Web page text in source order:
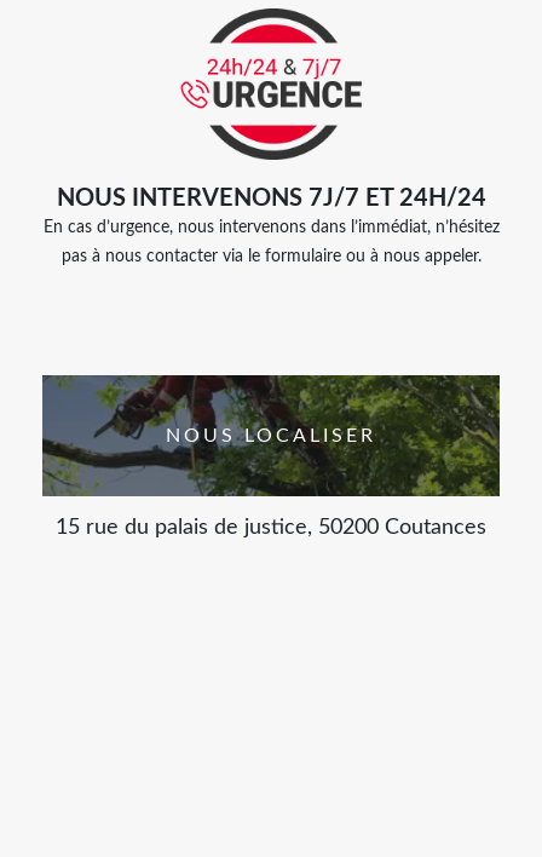
NOUS INTERVENONS 7J/7 ET 24H/24
En cas d’urgence, nous intervenons dans l’immédiat, n’hésitez
pas à nous contacter via le formulaire ou à nous appeler.
NOUS LOCALISER
15 rue du palais de justice, 50200 Coutances